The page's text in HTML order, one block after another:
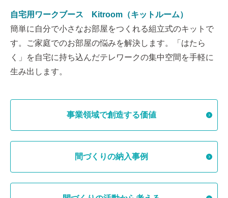
自宅用ワークブース Kitroom（キットルーム）
簡単に自分で小さなお部屋をつくれる組立式のキットで
す。ご家庭でのお部屋の悩みを解決します。「はたら
く」を自宅に持ち込んだテレワークの集中空間を手軽に
生み出します。
事業領域で創造する価値
間づくりの納入事例